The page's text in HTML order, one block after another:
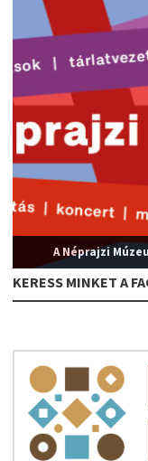
A Néprajzi
KERESS MINKET A